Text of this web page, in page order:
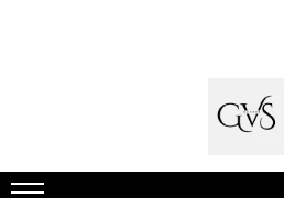
Conductori - Fy - Myf